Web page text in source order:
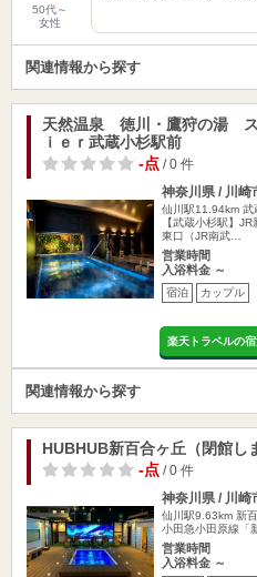
50代～
女性
関連情報から探す
天然温泉 徳川・鷹狩の湯 ス
ｉｅｒ武蔵小杉駅前
-点/ 0 件
神奈川県 / 川崎
仙川駅11.94km 武
【武蔵小杉駅】
東口（JR南武…
営業時間
入浴料金 ～
宿泊 カップル
楽天トラベルの
関連情報から探す
HUBHUB新百合ヶ丘（閉館し
-点/ 0 件
神奈川県 / 川崎
仙川駅9.63km 新
小田急小田原線「
営業時間
入浴料金 ～